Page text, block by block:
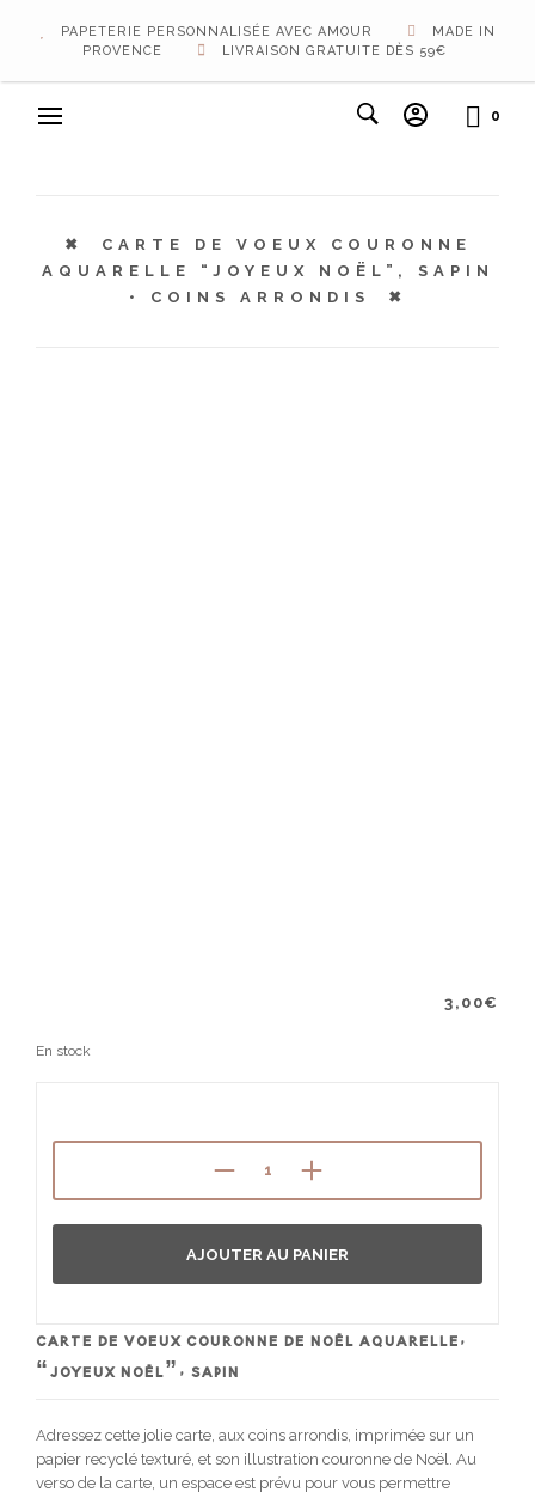
PAPETERIE PERSONNALISÉE AVEC AMOUR
MADE IN
PROVENCE
LIVRAISON GRATUITE DÈS 59€
0
CARTE DE VOEUX COURONNE
AQUARELLE “JOYEUX NOËL”, SAPIN
• COINS ARRONDIS
3,00€
CARTE DE VOEUX COURONNE DE NOËL AQUARELLE,
“JOYEUX NOËL”, SAPIN
Adressez cette jolie carte, aux coins arrondis, imprimée sur un
papier recyclé texturé, et son illustration couronne de Noël. Au
verso de la carte, un espace est prévu pour vous permettre
En stock
AJOUTER AU PANIER